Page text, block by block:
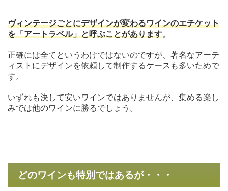
ヴィンテージごとにデザインが変わるワインのエチケット
を「アートラベル」と呼ぶことがあります。
正確には全てというわけではないのですが、著名なアーテ
ィストにデザインを依頼して制作するケースも多いためで
す。
いずれも決して安いワインではありませんが、集める楽し
みでは他のワインに勝るでしょう。
どのワインも特別ではあるが・・・